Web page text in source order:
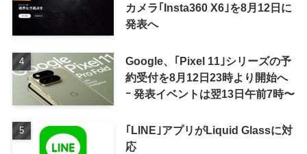
カメラ｢Insta360 X6｣を8月12日に
発表へ
Google、｢Pixel 11｣シリーズの予
約受付を8月12日23時より開始へ
ｰ 発表イベントは翌13日午前7時〜
｢LINE｣アプリがLiquid Glassに対
応